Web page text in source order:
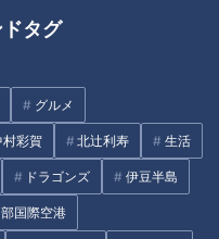
ドタグ
グルメ
村彩賀 北辻利寿 生活
ドラゴンズ 伊豆半島
国際空港
館 東西南北論説風